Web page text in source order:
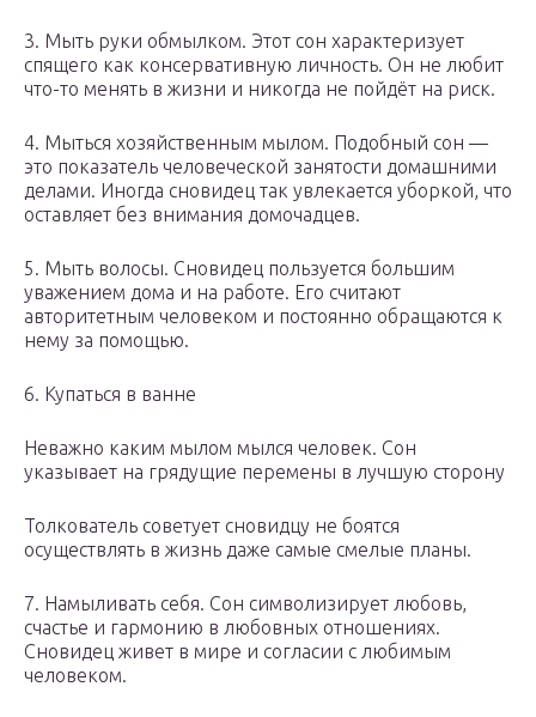
3. Мыть руки обмылком. Этот сон характеризует
спящего как консервативную личность. Он не любит
что-то менять в жизни и никогда не пойдёт на риск.
4. Мыться хозяйственным мылом. Подобный сон —
это показатель человеческой занятости домашними
делами. Иногда сновидец так увлекается уборкой, что
оставляет без внимания домочадцев.
5. Мыть волосы. Сновидец пользуется большим
уважением дома и на работе. Его считают
авторитетным человеком и постоянно обращаются к
нему за помощью.
6. Купаться в ванне
Неважно каким мылом мылся человек. Сон
указывает на грядущие перемены в лучшую сторону
Толкователь советует сновидцу не боятся
осуществлять в жизнь даже самые смелые планы.
7. Намыливать себя. Сон символизирует любовь,
счастье и гармонию в любовных отношениях.
Сновидец живет в мире и согласии с любимым
человеком.